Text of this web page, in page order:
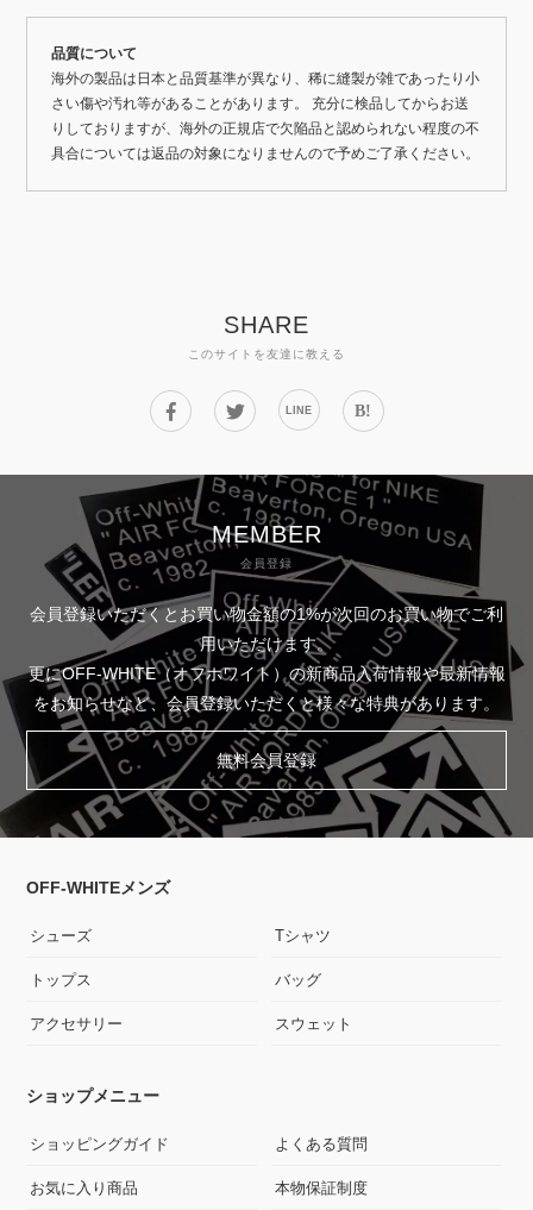
品質について
海外の製品は日本と品質基準が異なり、稀に縫製が雑であったり小
さい傷や汚れ等があることがあります。 充分に検品してからお送
りしておりますが、海外の正規店で欠陥品と認められない程度の不
具合については返品の対象になりませんので予めご了承ください。
SHARE
このサイトを友達に教える
LINE B!
MEMBER
会員登録
会員登録いただくとお買い物金額の1%が次回のお買い物でご利
用いただけます。
更にOFF-WHITE（オフホワイト）の新商品入荷情報や最新情報
をお知らせなど、会員登録いただくと様々な特典があります。
無料会員登録
OFF-WHITEメンズ
シューズ Tシャツ
トップス バッグ
アクセサリー スウェット
ショップメニュー
ショッピングガイド よくある質問
お気に入り商品 本物保証制度